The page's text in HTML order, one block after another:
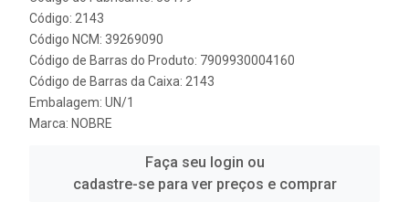
Código: 2143
Código NCM: 39269090
Código de Barras do Produto: 7909930004160
Código de Barras da Caixa: 2143
Embalagem: UN/1
Marca: NOBRE
Faça seu login ou
cadastre-se para ver preços e comprar